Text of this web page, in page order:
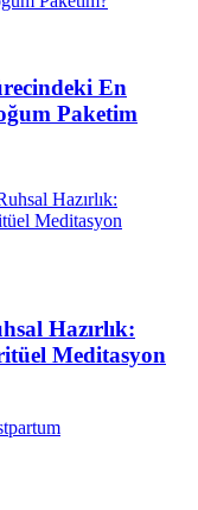
En
Paketim
Hazırlık:
Meditasyon